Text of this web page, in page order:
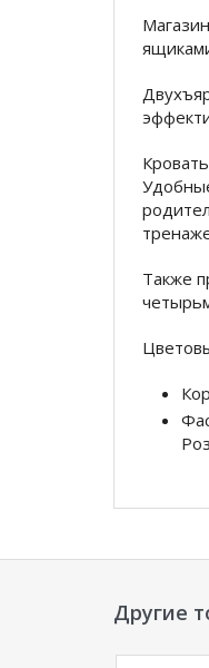
Также
Другие